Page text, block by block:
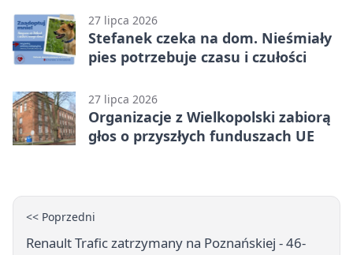
27 lipca 2026
Stefanek czeka na dom. Nieśmiały
pies potrzebuje czasu i czułości
27 lipca 2026
Organizacje z Wielkopolski zabiorą
głos o przyszłych funduszach UE
<< Poprzedni
Renault Trafic zatrzymany na Poznańskiej - 46-